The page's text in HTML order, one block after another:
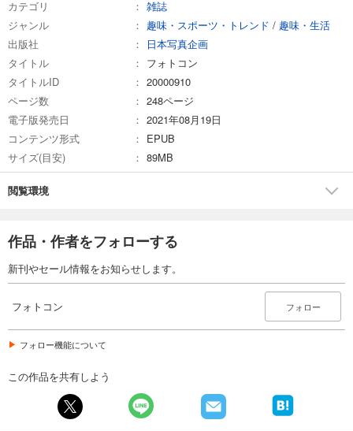
試し読み
あらすじを表示する
フォトコン2025年5月号
円 (税込)
あらすじを表示する
あらすじを表示する
カート
あらすじを表示する
フォトコン2025年2月号
カテゴリ
雑誌
ジャンル
趣味・スポーツ・トレンド / 趣味・生活
出版社
日本写真企画
タイトル
フォトコン
タイトルID
20000910
ページ数
248ページ
電子版発売日
2021年08月19日
コンテンツ形式
EPUB
サイズ(目安)
89MB
閲覧環境
作品・作者をフォローする
新刊やセール情報をお知らせします。
フォトコン フォロー
フォロー機能について
この作品を共有しよう